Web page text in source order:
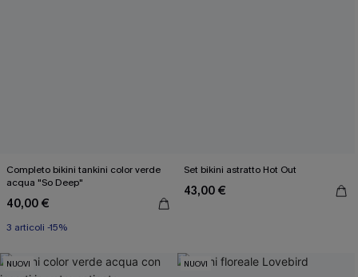
Completo bikini tankini color verde
acqua "So Deep"
40,00 €
3 articoli -15%
Set bikini astratto Hot Out
43,00 €
NUOVI NUOVI